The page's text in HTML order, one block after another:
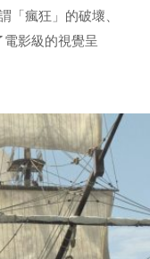
「瘋狂」的破壞、
影級的視覺呈